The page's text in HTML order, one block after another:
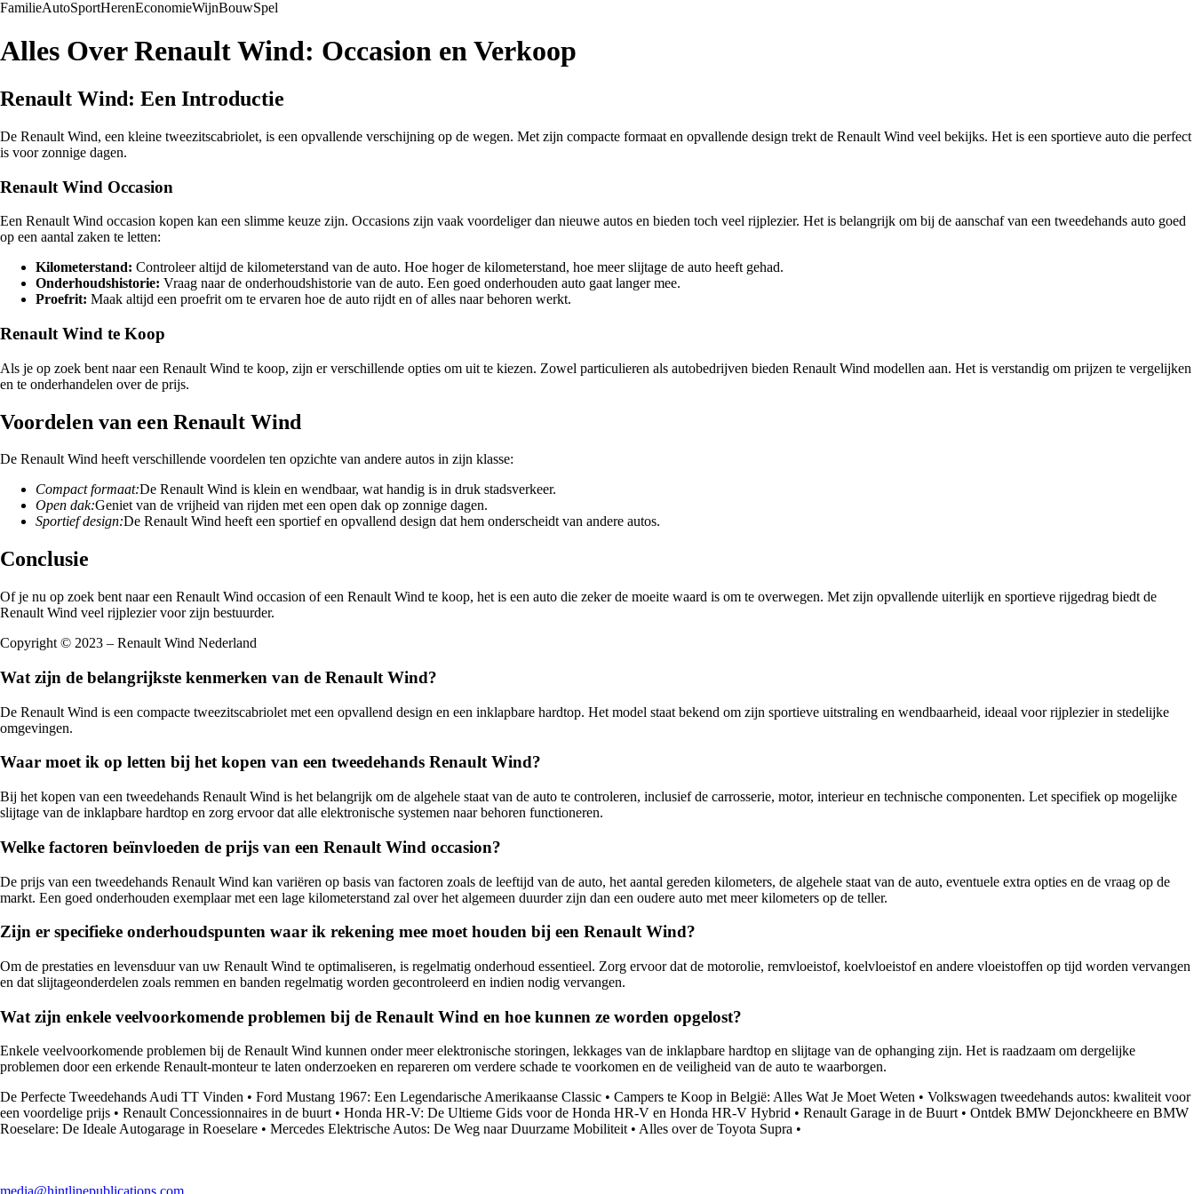
FamilieAutoSportHerenEconomieWijnBouwSpel
Alles Over Renault Wind: Occasion en Verkoop
Renault Wind: Een Introductie
De Renault Wind, een kleine tweezitscabriolet, is een opvallende verschijning op de wegen. Met zijn compacte formaat en opvallende design trekt de Renault Wind veel bekijks. Het is een sportieve auto die perfect
is voor zonnige dagen.
Renault Wind Occasion
Een Renault Wind occasion kopen kan een slimme keuze zijn. Occasions zijn vaak voordeliger dan nieuwe autos en bieden toch veel rijplezier. Het is belangrijk om bij de aanschaf van een tweedehands auto goed
op een aantal zaken te letten:
Kilometerstand: Controleer altijd de kilometerstand van de auto. Hoe hoger de kilometerstand, hoe meer slijtage de auto heeft gehad.
Onderhoudshistorie: Vraag naar de onderhoudshistorie van de auto. Een goed onderhouden auto gaat langer mee.
Proefrit: Maak altijd een proefrit om te ervaren hoe de auto rijdt en of alles naar behoren werkt.
Renault Wind te Koop
Als je op zoek bent naar een Renault Wind te koop, zijn er verschillende opties om uit te kiezen. Zowel particulieren als autobedrijven bieden Renault Wind modellen aan. Het is verstandig om prijzen te vergelijken
en te onderhandelen over de prijs.
Voordelen van een Renault Wind
De Renault Wind heeft verschillende voordelen ten opzichte van andere autos in zijn klasse:
Compact formaat:De Renault Wind is klein en wendbaar, wat handig is in druk stadsverkeer.
Open dak:Geniet van de vrijheid van rijden met een open dak op zonnige dagen.
Sportief design:De Renault Wind heeft een sportief en opvallend design dat hem onderscheidt van andere autos.
Conclusie
Of je nu op zoek bent naar een Renault Wind occasion of een Renault Wind te koop, het is een auto die zeker de moeite waard is om te overwegen. Met zijn opvallende uiterlijk en sportieve rijgedrag biedt de
Renault Wind veel rijplezier voor zijn bestuurder.
Copyright © 2023 – Renault Wind Nederland
Wat zijn de belangrijkste kenmerken van de Renault Wind?
De Renault Wind is een compacte tweezitscabriolet met een opvallend design en een inklapbare hardtop. Het model staat bekend om zijn sportieve uitstraling en wendbaarheid, ideaal voor rijplezier in stedelijke
omgevingen.
Waar moet ik op letten bij het kopen van een tweedehands Renault Wind?
Bij het kopen van een tweedehands Renault Wind is het belangrijk om de algehele staat van de auto te controleren, inclusief de carrosserie, motor, interieur en technische componenten. Let specifiek op mogelijke
slijtage van de inklapbare hardtop en zorg ervoor dat alle elektronische systemen naar behoren functioneren.
Welke factoren beïnvloeden de prijs van een Renault Wind occasion?
De prijs van een tweedehands Renault Wind kan variëren op basis van factoren zoals de leeftijd van de auto, het aantal gereden kilometers, de algehele staat van de auto, eventuele extra opties en de vraag op de
markt. Een goed onderhouden exemplaar met een lage kilometerstand zal over het algemeen duurder zijn dan een oudere auto met meer kilometers op de teller.
Zijn er specifieke onderhoudspunten waar ik rekening mee moet houden bij een Renault Wind?
Om de prestaties en levensduur van uw Renault Wind te optimaliseren, is regelmatig onderhoud essentieel. Zorg ervoor dat de motorolie, remvloeistof, koelvloeistof en andere vloeistoffen op tijd worden vervangen
en dat slijtageonderdelen zoals remmen en banden regelmatig worden gecontroleerd en indien nodig vervangen.
Wat zijn enkele veelvoorkomende problemen bij de Renault Wind en hoe kunnen ze worden opgelost?
Enkele veelvoorkomende problemen bij de Renault Wind kunnen onder meer elektronische storingen, lekkages van de inklapbare hardtop en slijtage van de ophanging zijn. Het is raadzaam om dergelijke
problemen door een erkende Renault-monteur te laten onderzoeken en repareren om verdere schade te voorkomen en de veiligheid van de auto te waarborgen.
De Perfecte Tweedehands Audi TT Vinden • Ford Mustang 1967: Een Legendarische Amerikaanse Classic • Campers te Koop in België: Alles Wat Je Moet Weten • Volkswagen tweedehands autos: kwaliteit voor
een voordelige prijs • Renault Concessionnaires in de buurt• Honda HR-V: De Ultieme Gids voor de Honda HR-V en Honda HR-V Hybrid • Renault Garage in de Buurt• Ontdek BMW Dejonckheere en BMW
Roeselare: De Ideale Autogarage in Roeselare • Mercedes Elektrische Autos: De Weg naar Duurzame Mobiliteit• Alles over de Toyota Supra •